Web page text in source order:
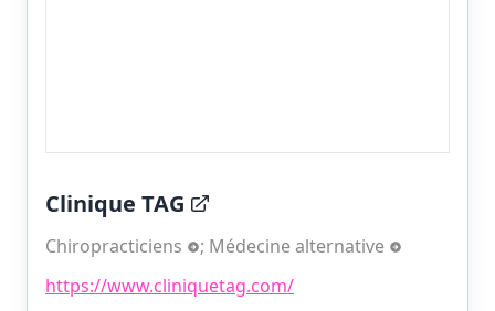
Clinique TAG
Chiropracticiens ; Médecine alternative
https://www.cliniquetag.com/